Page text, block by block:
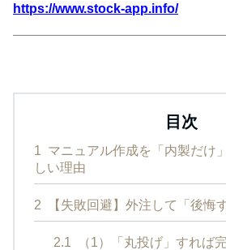
https://www.stock-app.info/
目次
1 マニュアル作成を「内製だけ
しい理由
2 【失敗回避】外注して「後悔
2.1
（1）「丸投げ」すれば